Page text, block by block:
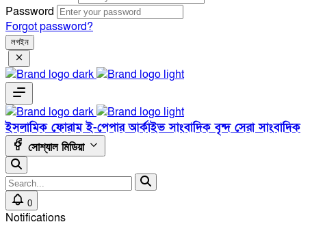
Password
Forgot password?
লগইন
ইসলামিক ফোরামই-পেপারআর্কাইভসাংবাদিক বৃন্দসেরা সাংবাদিক
সোশ্যাল মিডিয়া
0
Notifications